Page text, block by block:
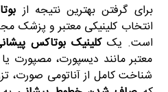
برای گرفتن بهترین نتیجه از
انتخاب کلینیکی معتبر و پزشک
است. یککلینیک بوتاکس
معتبر مانند دیسپورت، مصپورت
شناخت کامل از آناتومی صورت،